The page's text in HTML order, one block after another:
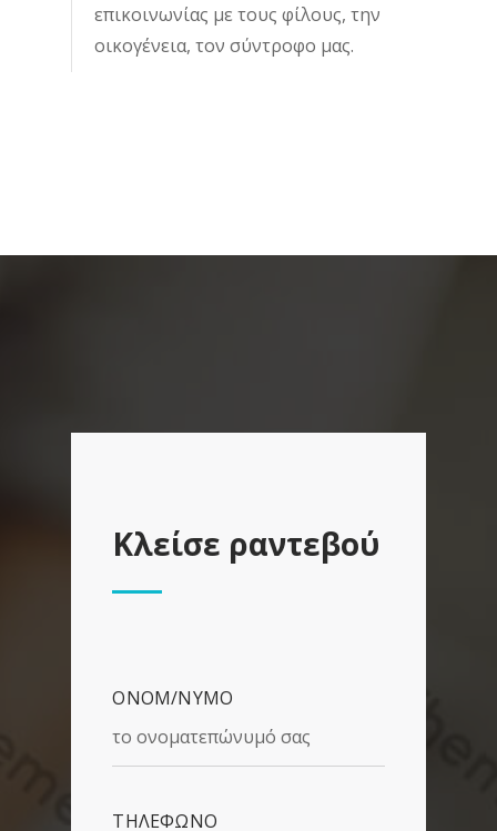
επικοινωνίας με τους φίλους, την
οικογένεια, τον σύντροφο μας.
Κλείσε ραντεβού
ΟΝΟΜ/ΝΥΜΟ
ΤΗΛΕΦΩΝΟ